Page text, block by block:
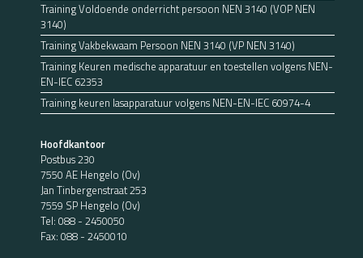
Training Voldoende onderricht persoon NEN 3140 (VOP NEN
3140)
Training Vakbekwaam Persoon NEN 3140 (VP NEN 3140)
Training Keuren medische apparatuur en toestellen volgens NEN-
EN-IEC 62353
Training keuren lasapparatuur volgens NEN-EN-IEC 60974-4
Hoofdkantoor
Postbus 230
7550 AE Hengelo (Ov)
Jan Tinbergenstraat 253
7559 SP Hengelo (Ov)
Tel: 088 - 2450050
Fax: 088 - 2450010